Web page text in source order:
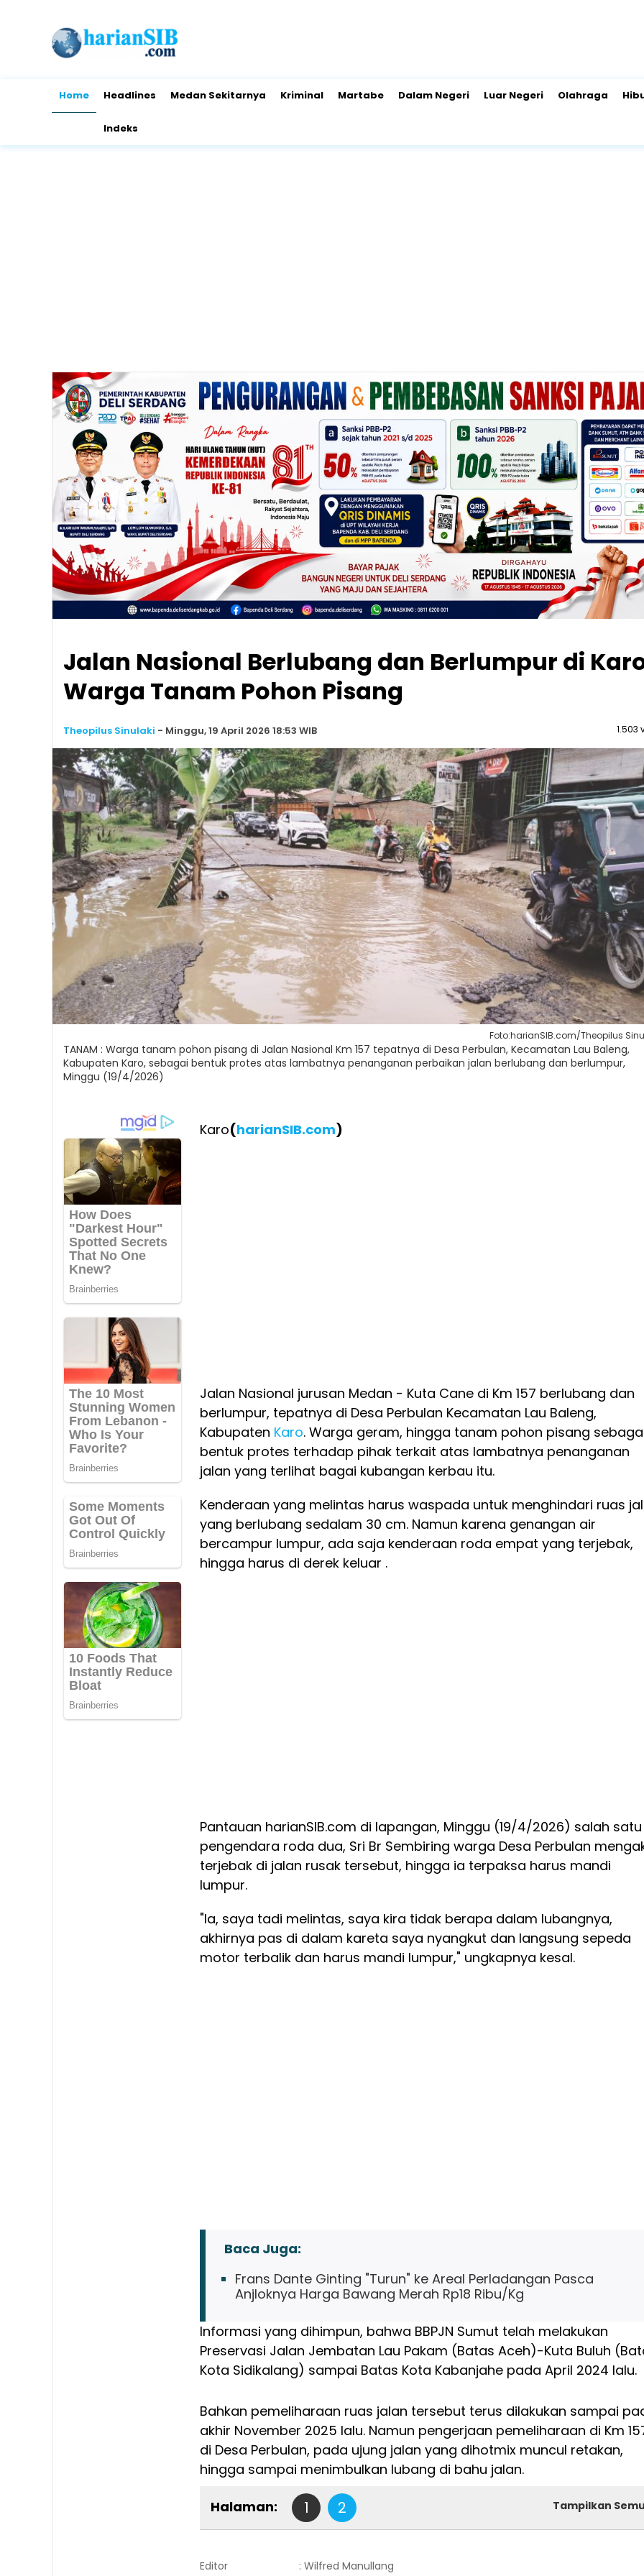
Home Headlines Medan Sekitarnya Kriminal Martabe Dalam Negeri Luar Negeri Olahraga
Indeks
Jalan Nasional Berlubang dan Berlumpur di
Warga Tanam Pohon Pisang
Theopilus Sinulaki - Minggu, 19 April 2026 18:53 WIB 1.503
Foto:harianSIB.com/Theopilus
TANAM : Warga tanam pohon pisang di Jalan Nasional Km 157 tepatnya di Desa Perbulan, Kecamatan Lau Baleng,
Kabupaten Karo, sebagai bentuk protes atas lambatnya penanganan perbaikan jalan berlubang dan berlumpur,
Minggu (19/4/2026)
Karo(harianSIB.com)
Jalan Nasional jurusan Medan - Kuta Cane di Km 157 berlubang dan
berlumpur, tepatnya di Desa Perbulan Kecamatan Lau Baleng,
Kabupaten Karo. Warga geram, hingga tanam pohon pisang
bentuk protes terhadap pihak terkait atas lambatnya penanganan
jalan yang terlihat bagai kubangan kerbau itu.
Kenderaan yang melintas harus waspada untuk menghindari ruas
yang berlubang sedalam 30 cm. Namun karena genangan air
bercampur lumpur, ada saja kenderaan roda empat yang terjebak,
hingga harus di derek keluar .
Pantauan harianSIB.com di lapangan, Minggu (19/4/2026) salah satu
pengendara roda dua, Sri Br Sembiring warga Desa Perbulan
terjebak di jalan rusak tersebut, hingga ia terpaksa harus mandi
lumpur.
"Ia, saya tadi melintas, saya kira tidak berapa dalam lubangnya,
akhirnya pas di dalam kareta saya nyangkut dan langsung sepeda
motor terbalik dan harus mandi lumpur," ungkapnya kesal.
Baca Juga:
Frans Dante Ginting "Turun" ke Areal Perladangan Pasca
Anjloknya Harga Bawang Merah Rp18 Ribu/Kg
Informasi yang dihimpun, bahwa BBPJN Sumut telah melakukan
Preservasi Jalan Jembatan Lau Pakam (Batas Aceh)-Kuta Buluh
Kota Sidikalang) sampai Batas Kota Kabanjahe pada April 2024 lalu.
Bahkan pemeliharaan ruas jalan tersebut terus dilakukan sampai
akhir November 2025 lalu. Namun pengerjaan pemeliharaan di Km
di Desa Perbulan, pada ujung jalan yang dihotmix muncul retakan,
hingga sampai menimbulkan lubang di bahu jalan.
Halaman: 1 2 Tampilkan
Editor : Wilfred Manullang